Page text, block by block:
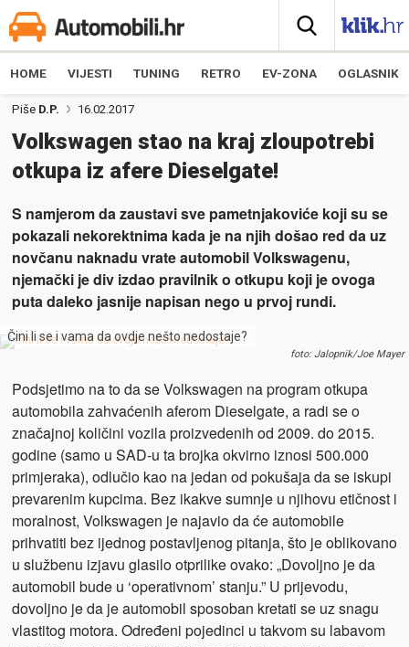
HOME VIJESTI TUNING RETRO EV-ZONA OGLASNIK
Piše D.P. 16.02.2017
Volkswagen stao na kraj zloupotrebi
otkupa iz afere Dieselgate!
S namjerom da zaustavi sve pametnjakoviće koji su se
pokazali nekorektnima kada je na njih došao red da uz
novčanu naknadu vrate automobil Volkswagenu,
njemački je div izdao pravilnik o otkupu koji je ovoga
puta daleko jasnije napisan nego u prvoj rundi.
Čini li se i vama da ovdje nešto nedostaje?
foto: Jalopnik/Joe Mayer
Podsjetimo na to da se Volkswagen na program otkupa
automobila zahvaćenih aferom Dieselgate, a radi se o
značajnoj količini vozila proizvedenih od 2009. do 2015.
godine (samo u SAD-u ta brojka okvirno iznosi 500.000
primjeraka), odlučio kao na jedan od pokušaja da se iskupi
prevarenim kupcima. Bez ikakve sumnje u njihovu etičnost i
moralnost, Volkswagen je najavio da će automobile
prihvatiti bez ijednog postavljenog pitanja, što je oblikovano
u službenu izjavu glasilo otprilike ovako: „Dovoljno je da
automobil bude u ‘operativnom’ stanju.” U prijevodu,
dovoljno je da je automobil sposoban kretati se uz snagu
vlastitog motora. Određeni pojedinci u takvom su labavom